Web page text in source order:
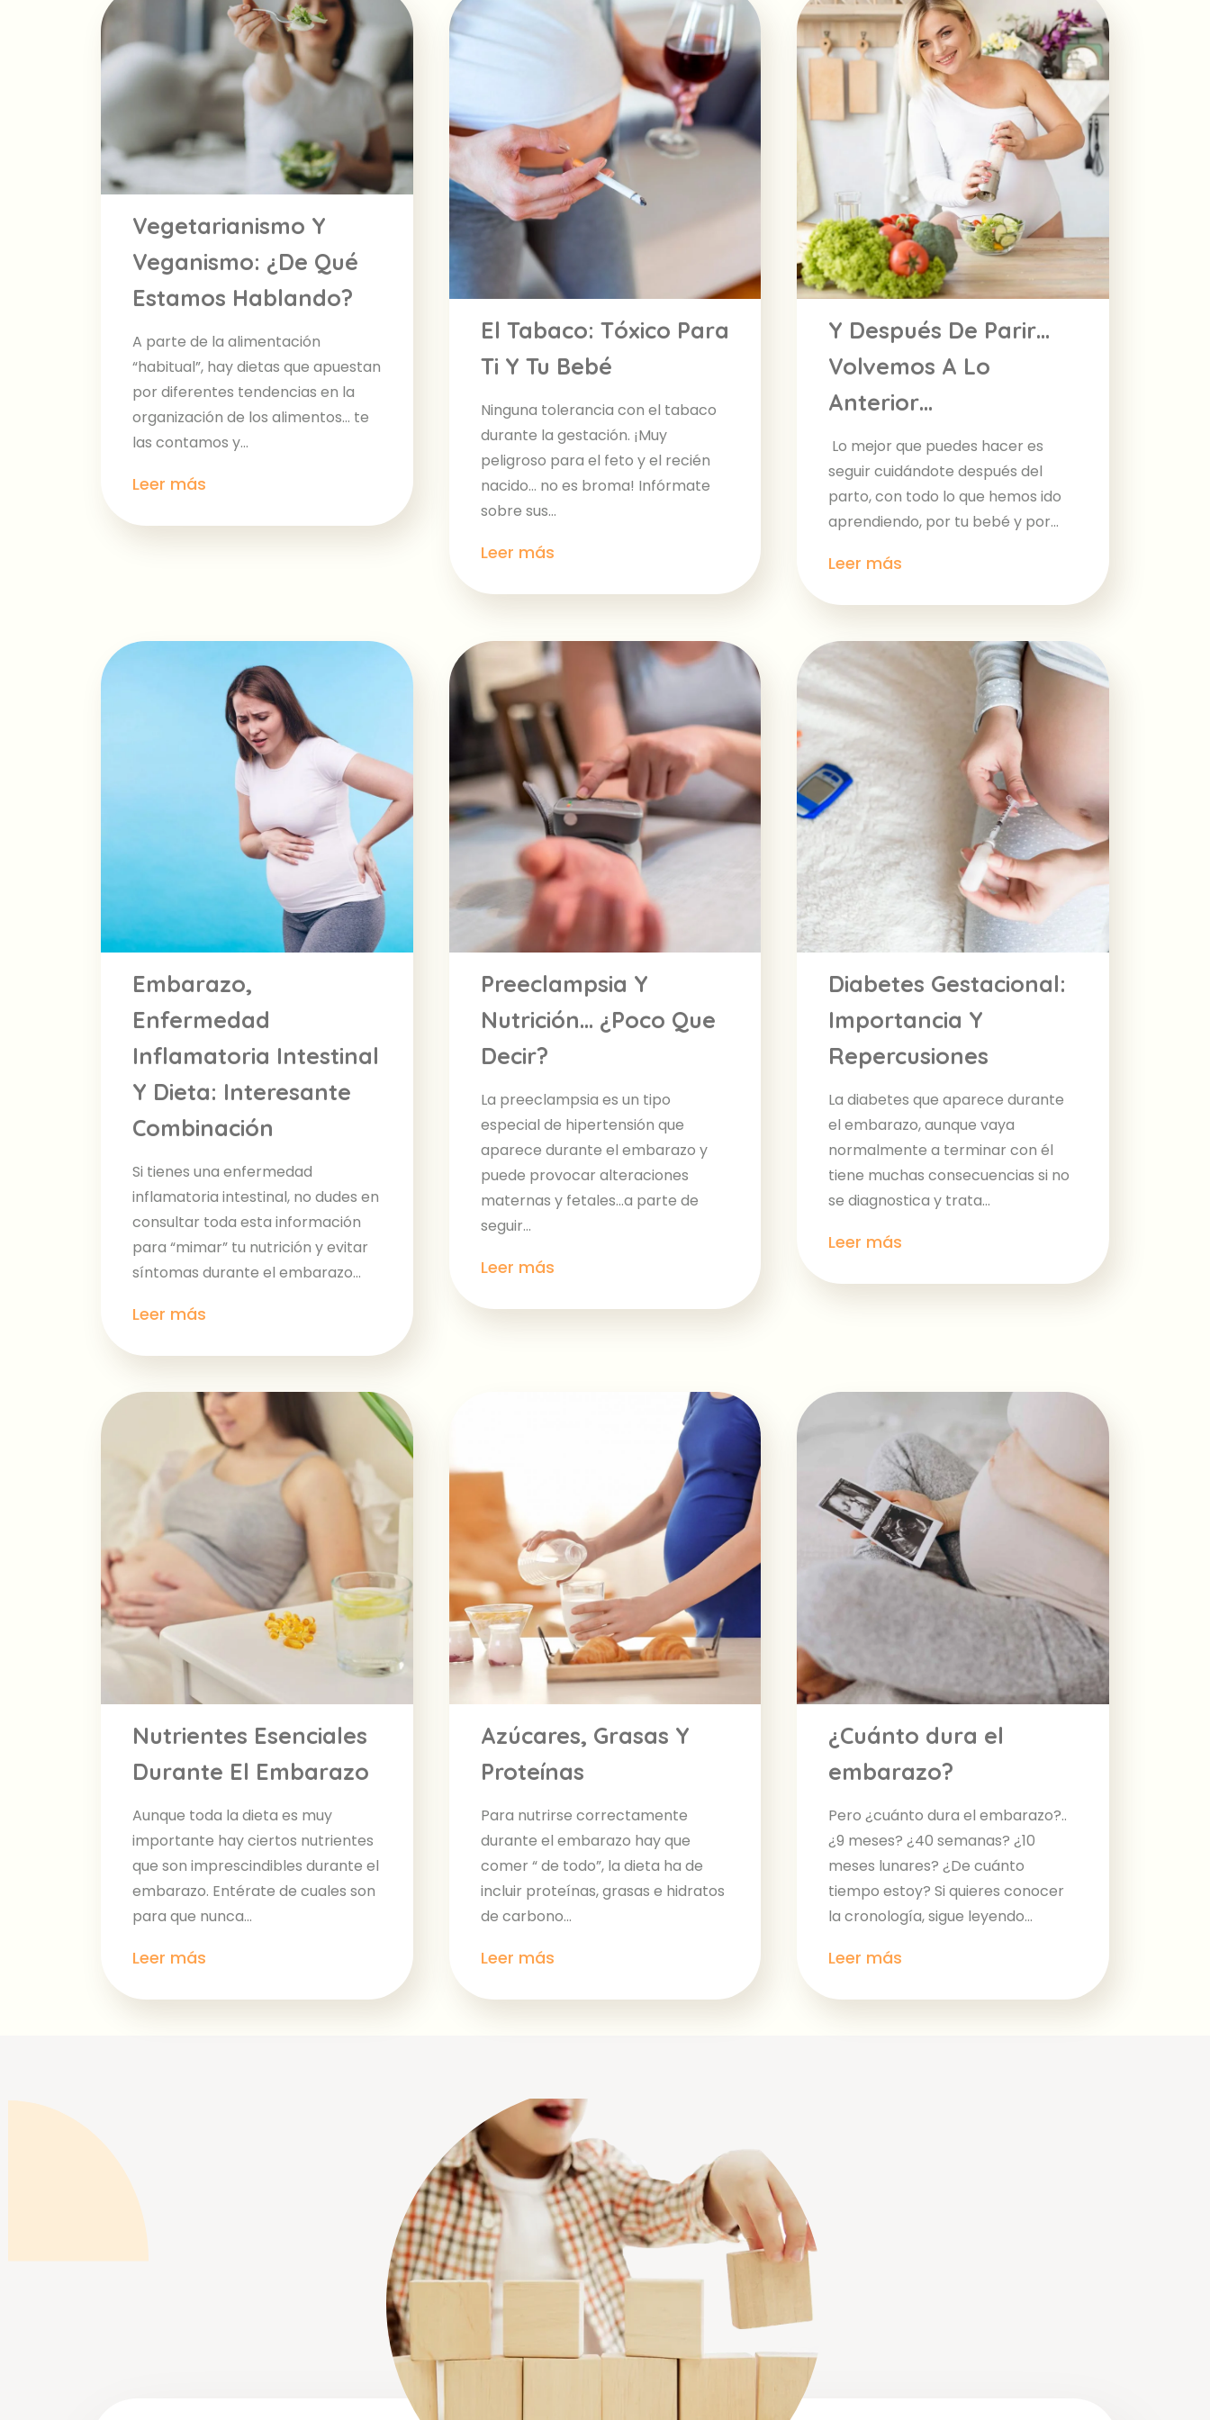
Vegetarianismo Y
Veganismo: ¿De Qué
Estamos Hablando?
A parte de la alimentación
“habitual”, hay dietas que apuestan
por diferentes tendencias en la
organización de los alimentos… te
las contamos y...
Leer más
El Tabaco: Tóxico Para
Ti Y Tu Bebé
Ninguna tolerancia con el tabaco
durante la gestación. ¡Muy
peligroso para el feto y el recién
nacido… no es broma! Infórmate
sobre sus...
Leer más
Y Después De Parir…
Volvemos A Lo
Anterior…
Lo mejor que puedes hacer es
seguir cuidándote después del
parto, con todo lo que hemos ido
aprendiendo, por tu bebé y por...
Leer más
Embarazo,
Enfermedad
Inflamatoria Intestinal
Y Dieta: Interesante
Combinación
Si tienes una enfermedad
inflamatoria intestinal, no dudes en
consultar toda esta información
para “mimar” tu nutrición y evitar
síntomas durante el embarazo...
Leer más
Preeclampsia Y
Nutrición… ¿Poco Que
Decir?
La preeclampsia es un tipo
especial de hipertensión que
aparece durante el embarazo y
puede provocar alteraciones
maternas y fetales…a parte de
seguir...
Leer más
Diabetes Gestacional:
Importancia Y
Repercusiones
La diabetes que aparece durante
el embarazo, aunque vaya
normalmente a terminar con él
tiene muchas consecuencias si no
se diagnostica y trata...
Leer más
Nutrientes Esenciales
Durante El Embarazo
Aunque toda la dieta es muy
importante hay ciertos nutrientes
que son imprescindibles durante el
embarazo. Entérate de cuales son
para que nunca...
Leer más
Azúcares, Grasas Y
Proteínas
Para nutrirse correctamente
durante el embarazo hay que
comer “ de todo”, la dieta ha de
incluir proteínas, grasas e hidratos
de carbono...
Leer más
¿Cuánto dura el
embarazo?
Pero ¿cuánto dura el embarazo?..
¿9 meses? ¿40 semanas? ¿10
meses lunares? ¿De cuánto
tiempo estoy? Si quieres conocer
la cronología, sigue leyendo...
Leer más